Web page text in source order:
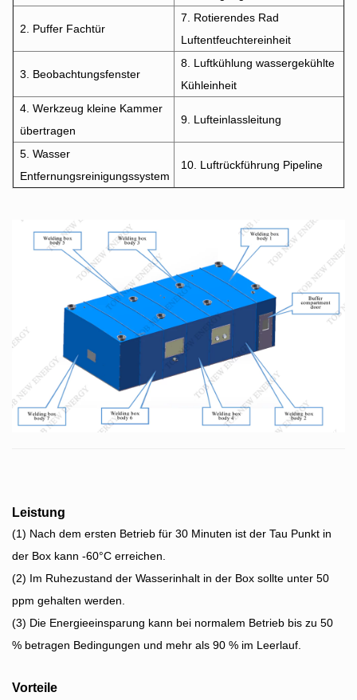
2. Puffer Fachtür
7. Rotierendes Rad
Luftentfeuchtereinheit
3. Beobachtungsfenster
8. Luftkühlung wassergekühlte
Kühleinheit
4. Werkzeug kleine Kammer
übertragen
9. Lufteinlassleitung
5. Wasser
Entfernungsreinigungssystem
10. Luftrückführung Pipeline
Leistung
(1) Nach dem ersten Betrieb für 30 Minuten ist der Tau Punkt in
der Box kann -60°C erreichen.
(2) Im Ruhezustand der Wasserinhalt in der Box sollte unter 50
ppm gehalten werden.
(3) Die Energieeinsparung kann bei normalem Betrieb bis zu 50
% betragen Bedingungen und mehr als 90 % im Leerlauf.
Vorteile